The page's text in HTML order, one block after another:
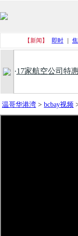
【新闻】 即时
·17家航空公司特
温哥华港湾 > bcbay视频